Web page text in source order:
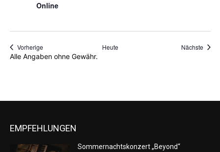
Online
VorherigeVeranstaltungen Heute Nächste
Alle Angaben ohne Gewähr.
EMPFEHLUNGEN
Sommernachtskonzert „Beyond“